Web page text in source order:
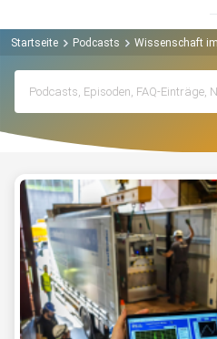
Startseite Podcasts Wissenschaft